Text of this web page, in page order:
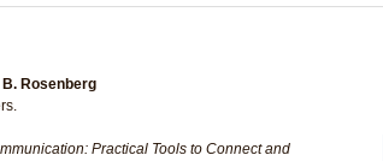
Rosenberg
Practical Tools to Connect and